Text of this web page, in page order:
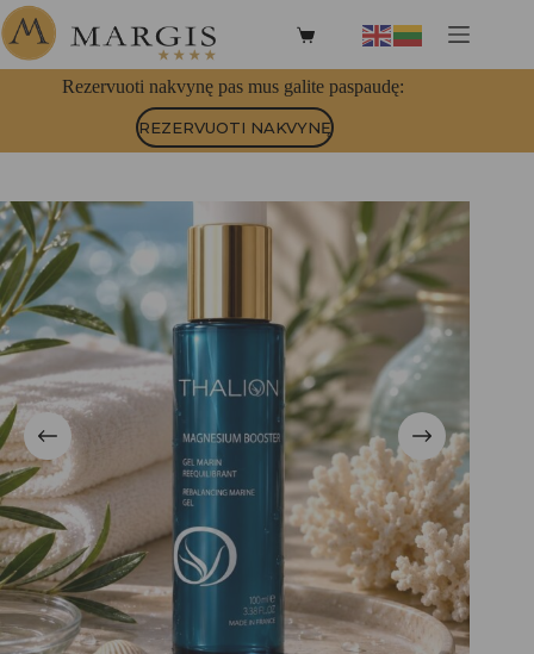
Skip
to
content
Shopping
cart
Rezervuoti nakvynę pas mus galite paspaudę:
REZERVUOTI NAKVYNĘ
E-Parduotuvė KOSMETIKA
THALION
Kūno kosmetika
Jūrinio magnio gelis THALION